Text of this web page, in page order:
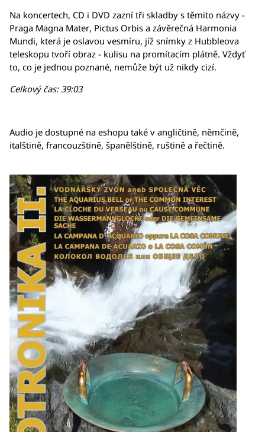
Na koncertech, CD i DVD zazní tři skladby s těmito názvy -
Praga Magna Mater, Pictus Orbis a závěrečná Harmonia
Mundi, která je oslavou vesmíru, jíž snímky z Hubbleova
teleskopu tvoří obraz - kulisu na promítacím plátně. Vždyť
to, co je jednou poznané, nemůže být už nikdy cizí.
Celkový čas: 39:03
Audio je dostupné na eshopu také v angličtině, němčině,
italštině, francouzštině, španělštině, ruštině a řečtině.